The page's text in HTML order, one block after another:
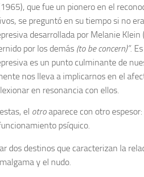
que fue un pionero en el
se preguntó en su tiempo si no
desarrollada por Melanie
por los demás (to be concern)”.
es un punto culminante de
nos lleva a implicarnos en el
en resonancia con ellos.
el otroaparece con otro
psíquico.
dos destinos que caracterizan la
y el nudo.